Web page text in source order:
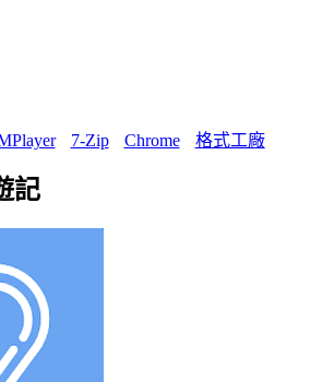
7-Zip Chrome 格式工廠
記